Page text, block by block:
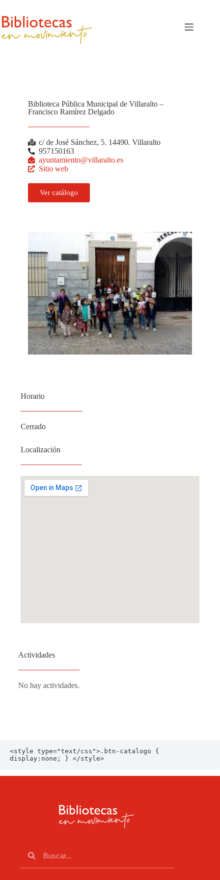
Biblioteca Pública Municipal de Villaralto –
Francisco Ramírez Delgado
c/ de José Sánchez, 5. 14490. Villaralto
957150163
ayuntamiento@villaralto.es
Sitio web
Ver catálogo
Horario
Cerrado
Localización
Actividades
No hay actividades.
<style type="text/css">.btn-catalogo {
display:none; } </style>